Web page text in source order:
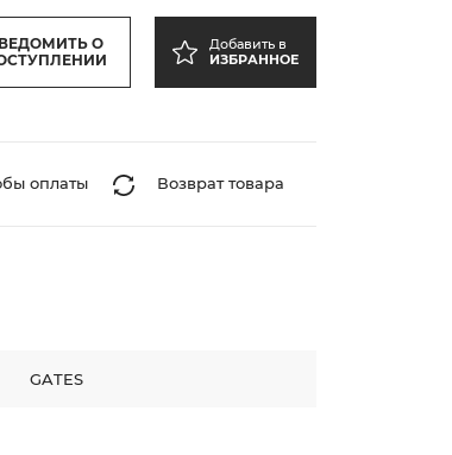
О
Добавить в
ИЗБРАННОЕ
оплаты Возврат товара
GATES